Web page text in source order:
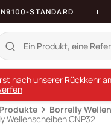
STANDARD
Produkte Borrelly
Wellenscheiben CNP32
unserer Rückkehr